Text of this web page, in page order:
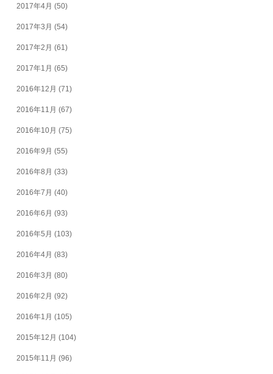
2017年4月 (50)
2017年3月 (54)
2017年2月 (61)
2017年1月 (65)
2016年12月 (71)
2016年11月 (67)
2016年10月 (75)
2016年9月 (55)
2016年8月 (33)
2016年7月 (40)
2016年6月 (93)
2016年5月 (103)
2016年4月 (83)
2016年3月 (80)
2016年2月 (92)
2016年1月 (105)
2015年12月 (104)
2015年11月 (96)